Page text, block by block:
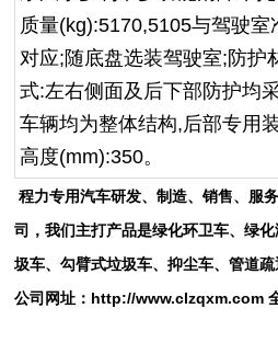
质量(kg):5170,5105与驾驶
对应;随底盘选装驾驶室;防护
式:左右侧面及后下部防护均
车辆均为整体结构,后部专用
高度(mm):350。
程力专用汽车研发、制造、销售、服
司，我们主打产品是绿化环卫车、绿化
圾车、勾臂式垃圾车、抑尘车、管道疏
公司网址： http://www.clzqxm.com